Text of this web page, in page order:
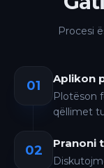
Procesi
01 Aplikon
Plotëson
qëllimet
02 Pranoni